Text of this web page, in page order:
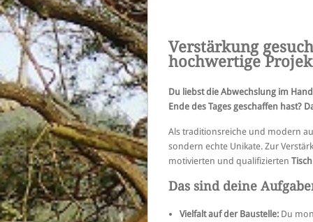
Verstärkung
hochwertige
Du liebst die Abwechslung im
Ende des Tages geschaffen hast?
Als traditionsreiche und modern
sondern echte Unikate. Zur
motivierten und qualifizierten
Das sind deine
Vielfalt auf der Baustelle:Du